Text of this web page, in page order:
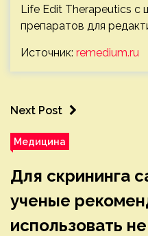
Life Edit Therapeutics с
препаратов для
Источник: remedium.ru
Next Post
Медицина
Для скрининга
ученые
использовать